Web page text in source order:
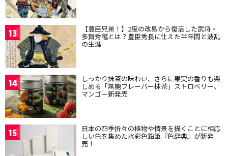
13 【豊臣兄弟！】2度の改易から復活した武将・
多賀秀種とは？豊臣秀長に仕えた半年間と波乱
の生涯
14 しっかり抹茶の味わい、さらに果実の香りも楽
しめる「無糖フレーバー抹茶」ストロベリー、
マンゴー新発売
15 日本の四季折々の植物や情景を描くことに相応
しい色を集めた水彩色鉛筆『色辞典』が新発
売！